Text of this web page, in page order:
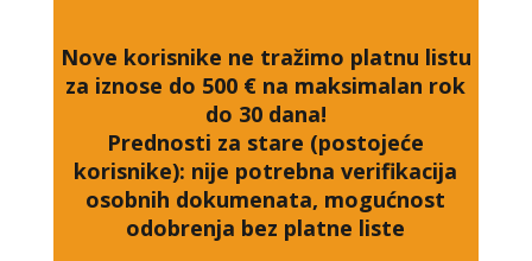
Nove korisnike ne tražimo platnu listu
za iznose do 500 € na maksimalan rok
do 30 dana!
Prednosti za stare (postojeće
korisnike): nije potrebna verifikacija
osobnih dokumenata, mogućnost
odobrenja bez platne liste